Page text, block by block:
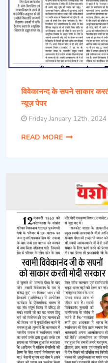
विवेकानन्द के सपने साकार
न्यूज़ पेपर
Friday January 12th, 2024
READ MORE